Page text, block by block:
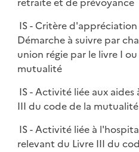
IS - Critère
Démarche à suivre par
union régie par le livre I
mutualité
IS - Activité liée aux
III du code de la mutualité
IS - Activité liée à
relevant du Livre III du